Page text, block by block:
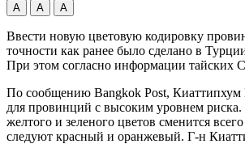
А А А
Ввести новую цветовую кодировку
точности как ранее было сделано в
При этом согласно информации тайских
По сообщению Bangkok Post, Киаттипхум
для провинций с высоким уровнем
желтого и зеленого цветов сменится
следуют красный и оранжевый. Г-н